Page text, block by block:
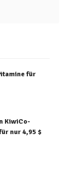
für
KiwiCo-
nur 4,95 $